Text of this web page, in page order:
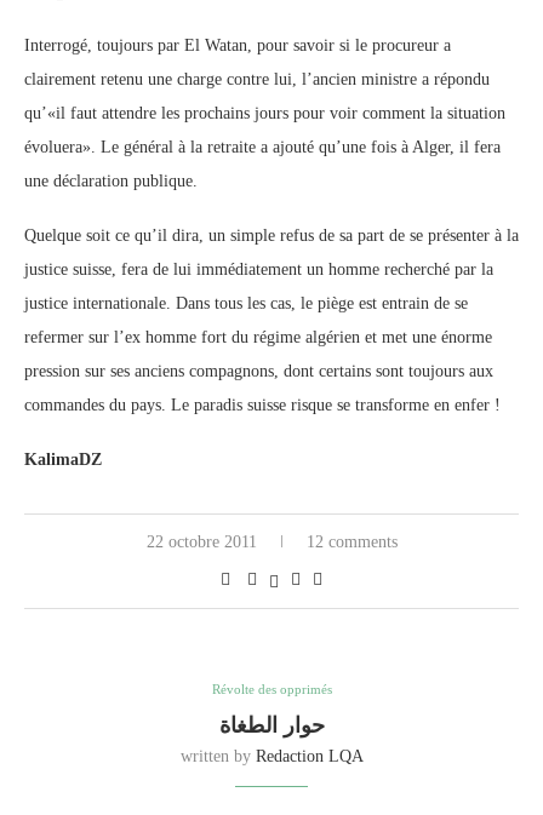
Interrogé, toujours par El Watan, pour savoir si le procureur a
clairement retenu une charge contre lui, l’ancien ministre a répondu
qu’«il faut attendre les prochains jours pour voir comment la situation
évoluera». Le général à la retraite a ajouté qu’une fois à Alger, il fera
une déclaration publique.
Quelque soit ce qu’il dira, un simple refus de sa part de se présenter à la
justice suisse, fera de lui immédiatement un homme recherché par la
justice internationale. Dans tous les cas, le piège est entrain de se
refermer sur l’ex homme fort du régime algérien et met une énorme
pression sur ses anciens compagnons, dont certains sont toujours aux
commandes du pays. Le paradis suisse risque se transforme en enfer !
KalimaDZ
22 octobre 2011 12 comments
Révolte des opprimés
حوار الطغاة
written by Redaction LQA